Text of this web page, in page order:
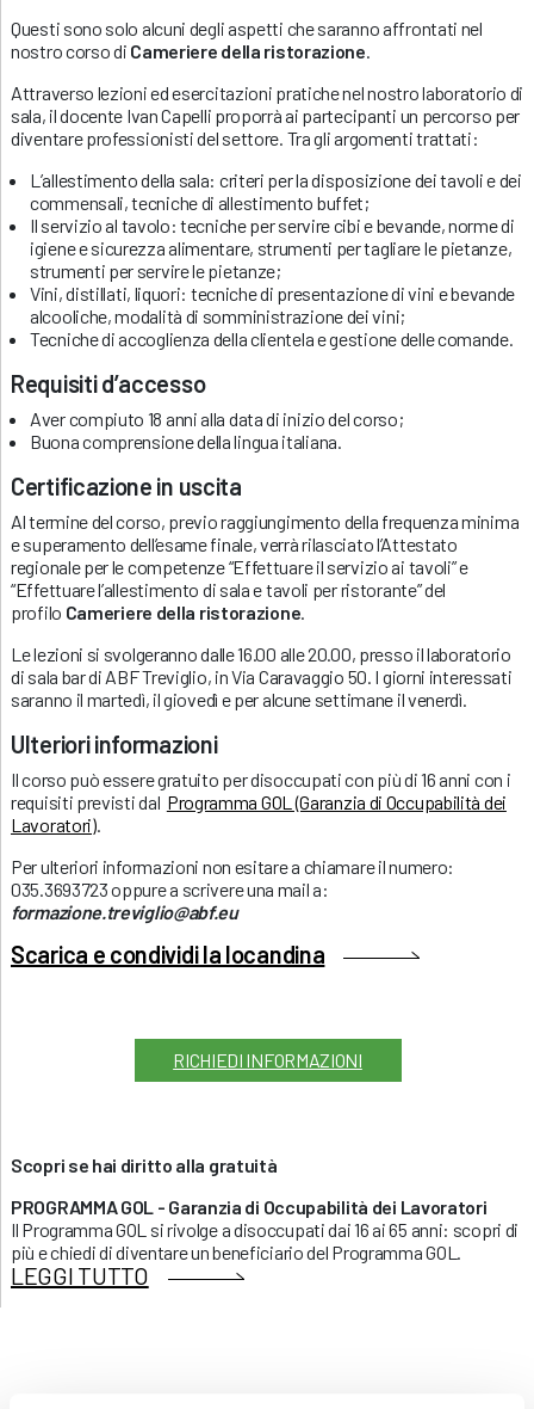
Questi sono solo alcuni degli aspetti che saranno affrontati nel
nostro corso di Cameriere della ristorazione.
Attraverso lezioni ed esercitazioni pratiche nel nostro laboratorio di
sala, il docente Ivan Capelli proporrà ai partecipanti un percorso per
diventare professionisti del settore. Tra gli argomenti trattati:
L’allestimento della sala: criteri per la disposizione dei tavoli e dei
commensali, tecniche di allestimento buffet;
Il servizio al tavolo: tecniche per servire cibi e bevande, norme di
igiene e sicurezza alimentare, strumenti per tagliare le pietanze,
strumenti per servire le pietanze;
Vini, distillati, liquori: tecniche di presentazione di vini e bevande
alcooliche, modalità di somministrazione dei vini;
Tecniche di accoglienza della clientela e gestione delle comande.
Requisiti d’accesso
Aver compiuto 18 anni alla data di inizio del corso;
Buona comprensione della lingua italiana.
Certificazione in uscita
Al termine del corso, previo raggiungimento della frequenza minima
e superamento dell’esame finale, verrà rilasciato l’Attestato
regionale per le competenze “Effettuare il servizio ai tavoli” e
“Effettuare l’allestimento di sala e tavoli per ristorante” del
profilo Cameriere della ristorazione.
Le lezioni si svolgeranno dalle 16.00 alle 20.00, presso il laboratorio
di sala bar di ABF Treviglio, in Via Caravaggio 50. I giorni interessati
saranno il martedì, il giovedì e per alcune settimane il venerdì.
Ulteriori informazioni
Il corso può essere gratuito per disoccupati con più di 16 anni con i
requisiti previsti dal Programma GOL (Garanzia di Occupabilità dei
Lavoratori).
Per ulteriori informazioni non esitare a chiamare il numero:
035.3693723 oppure a scrivere una mail a:
formazione.treviglio@abf.eu
Scarica e condividi la locandina
RICHIEDI INFORMAZIONI
Scopri se hai diritto alla gratuità
PROGRAMMA GOL - Garanzia di Occupabilità dei Lavoratori
Il Programma GOL si rivolge a disoccupati dai 16 ai 65 anni: scopri di
più e chiedi di diventare un beneficiario del Programma GOL.
LEGGI TUTTO